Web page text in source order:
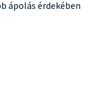
ápolás érdekében